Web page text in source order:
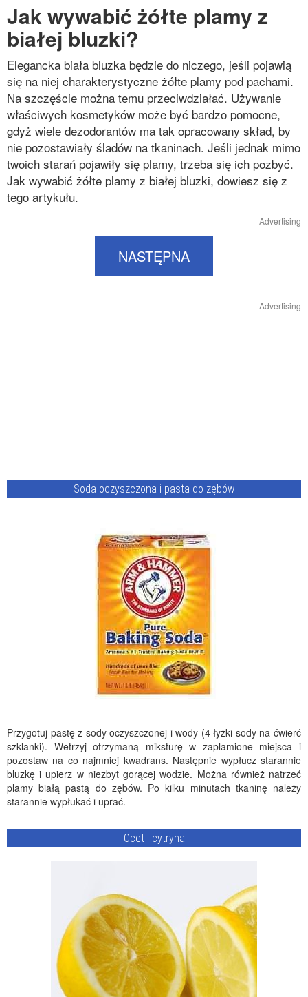
Jak wywabić żółte plamy z
białej bluzki?
Elegancka biała bluzka będzie do niczego, jeśli pojawią
się na niej charakterystyczne żółte plamy pod pachami.
Na szczęście można temu przeciwdziałać. Używanie
właściwych kosmetyków może być bardzo pomocne,
gdyż wiele dezodorantów ma tak opracowany skład, by
nie pozostawiały śladów na tkaninach. Jeśli jednak mimo
twoich starań pojawiły się plamy, trzeba się ich pozbyć.
Jak wywabić żółte plamy z białej bluzki, dowiesz się z
tego artykułu.
Advertising
NASTĘPNA
Advertising
Soda oczyszczona i pasta do zębów
Przygotuj pastę z sody oczyszczonej i wody (4 łyżki sody na ćwierć
szklanki). Wetrzyj otrzymaną miksturę w zaplamione miejsca i
pozostaw na co najmniej kwadrans. Następnie wypłucz starannie
bluzkę i upierz w niezbyt gorącej wodzie. Można również natrzeć
plamy białą pastą do zębów. Po kilku minutach tkaninę należy
starannie wypłukać i uprać.
Ocet i cytryna